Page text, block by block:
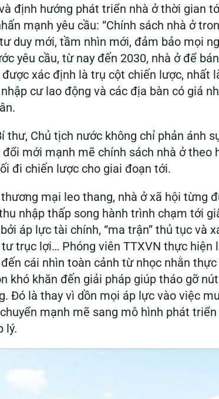
định hướng phát triển nhà ở thời gian
mạnh yêu cầu: “Chính sách nhà ở
duy mới, tầm nhìn mới, đảm bảo mọi
yêu cầu, từ nay đến 2030, nhà ở để
xác định là trụ cột chiến lược, nhất
cư lao động và các địa bàn có giá
thư, Chủ tịch nước không chỉ phản ánh
mới mạnh mẽ chính sách nhà ở theo
đi chiến lược cho giai đoạn tới.
mại leo thang, nhà ở xã hội từng
nhập thấp song hành trình chạm tới
áp lực tài chính, “ma trận” thủ tục và
trục lợi… Phóng viên TTXVN thực hiện
cái nhìn toàn cảnh từ nhọc nhằn
khó khăn đến giải pháp giúp tháo gỡ
Đó là thay vì dồn mọi áp lực vào việc
mạnh mẽ sang mô hình phát
lý.